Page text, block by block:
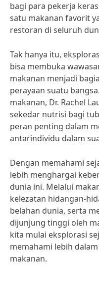
bagi para pekerja
satu makanan favorit
restoran di seluruh
Tak hanya itu,
bisa membuka
makanan menjadi
perayaan suatu
makanan, Dr. Rachel
sekedar nutrisi bagi
peran penting dalam
antarindividu dalam
Dengan memahami
lebih menghargai
dunia ini. Melalui
kelezatan hidangan-
belahan dunia, serta
dijunjung tinggi oleh
kita mulai eksplorasi
memahami lebih
makanan.